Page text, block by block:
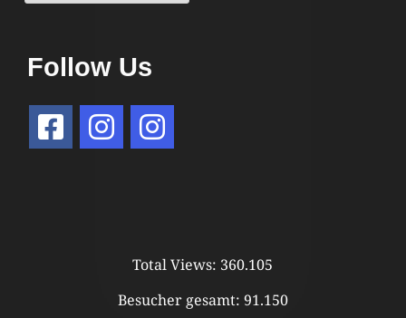
Follow Us
Total Views: 360.105
Besucher gesamt: 91.150